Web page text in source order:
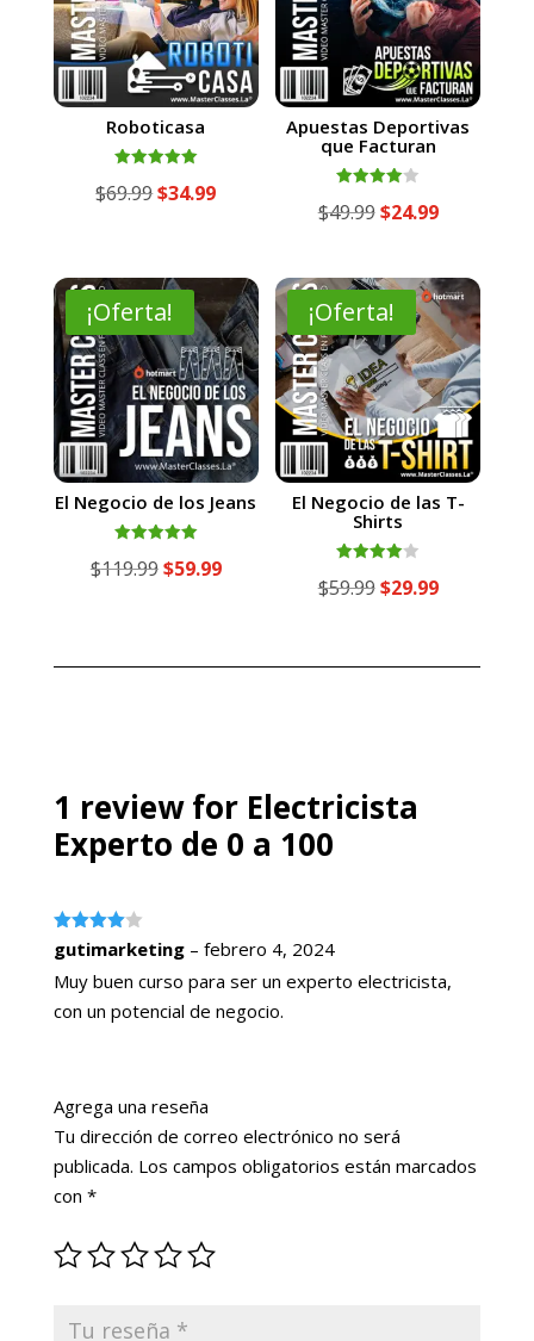
Roboticasa
con
$69.99El
era:
$69.99.
$34.99El
es:
$34.99.
Apuestas Deportivas
que Facturan
con
$49.99El
original
era:
$49.99.
$24.99El
actual
es:
$24.99.
¡Oferta!
El Negocio de los Jeans
con
$119.99El
era:
$59.99El
es:
¡Oferta!
El Negocio de las T-
Shirts
con
$59.99El
$29.99El
1 review for Electricista
Experto de 0 a 100
Valorado
con4de
5
gutimarketing – febrero 4, 2024
Muy buen curso para ser un experto electricista,
con un potencial de negocio.
Agrega una reseña
Tu dirección de correo electrónico no será
publicada. Los campos obligatorios están marcados
con *